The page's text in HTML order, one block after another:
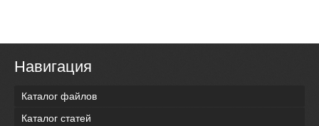
Навигация
Каталог файлов
Каталог статей